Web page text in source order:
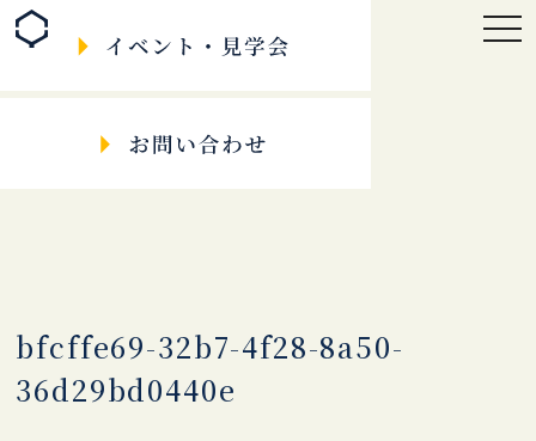
bfcffe69-32b7-4f28-8a50-
36d29bd0440e